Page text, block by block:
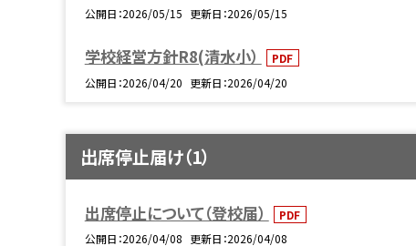
公開日 2026/05/15 更新日 2026/05/15
学校経営方針R8(清水小）
PDF
公開日 2026/04/20 更新日 2026/04/20
出席停止届け（1）
出席停止について（登校届）
PDF
公開日 2026/04/08 更新日 2026/04/08